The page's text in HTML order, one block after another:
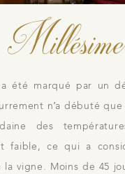
Millésime
a été marqué par un
n’a débuté que
des
faible, ce qui a
vigne. Moins de 45